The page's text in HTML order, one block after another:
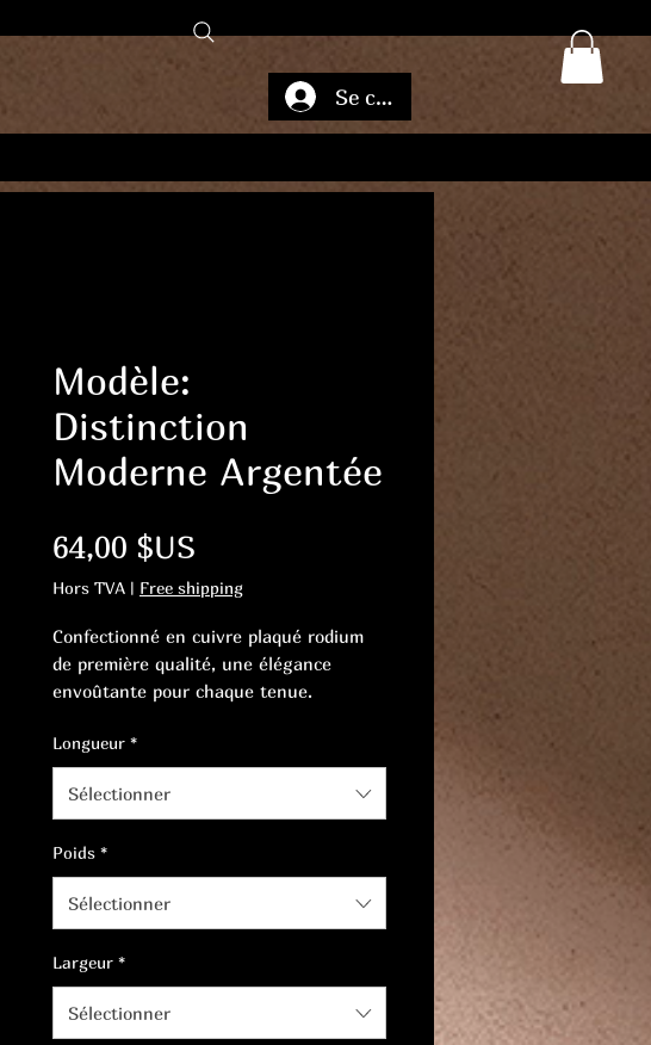
Se connecter
Modèle:
Distinction
Moderne Argentée
64,00 $US
Hors TVA | Free shipping
Confectionné en cuivre plaqué rodium
de première qualité, une élégance
envoûtante pour chaque tenue.
ce magnifique collier.
Longueur *
Sélectionner
Poids *
Sélectionner
Largeur *
Sélectionner